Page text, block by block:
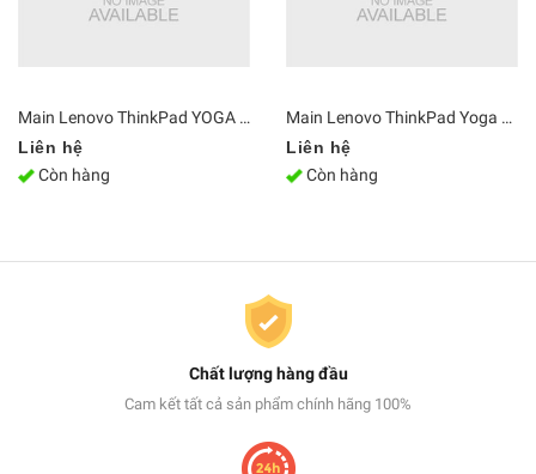
Main Lenovo ThinkPad YOGA S1 ZIPS1 i7-4600 Ram 8GB LA-A341P
Liên hệ
Còn hàng
Main Lenovo ThinkPad Yoga C930-13IKB i7-8550U Ram 16G NM-B741
Liên hệ
Còn hàng
Chất lượng hàng đầu
Cam kết tất cả sản phẩm chính hãng 100%